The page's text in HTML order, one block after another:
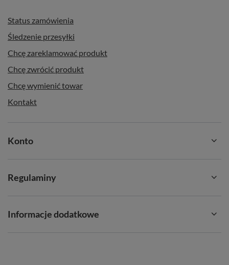
Status zamówienia
Śledzenie przesyłki
Chcę zareklamować produkt
Chcę zwrócić produkt
Chcę wymienić towar
Kontakt
Konto
Regulaminy
Informacje dodatkowe